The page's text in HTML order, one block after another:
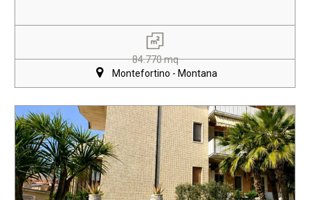
84.770 mq
Montefortino - Montana